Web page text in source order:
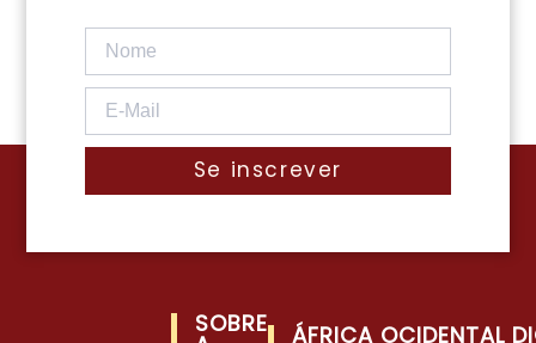
Se inscrever
SOBRE ÁFRICA OCIDENTAL